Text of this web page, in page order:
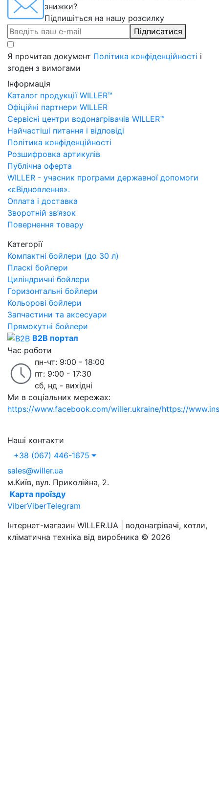
знижки?
Підпишіться на нашу розсилку
Підписатися
Я прочитав документ Політика конфіденційності і
згоден з вимогами
Інформація
Каталог продукції WILLER™
Офіційні партнери WILLER
Сервісні центри водонагрівачів WILLER™
Найчастіші питання і відповіді
Політика конфіденційності
Розшифровка артикулів
Публічна оферта
WILLER - учасник програми державної допомоги
«єВідновлення».
Оплата і доставка
Зворотній зв’язок
Повернення товару
Категорії
Компактні бойлери (до 30 л)
Пласкі бойлери
Циліндричні бойлери
Горизонтальні бойлери
Кольорові бойлери
Запчастини та аксесуари
Прямокутні бойлери
B2B портал
Час роботи
пн-чт: 9:00 - 18:00
пт: 9:00 - 17:30
сб, нд - вихідні
Ми в соціальних мережах:
https://www.facebook.com/willer.ukraine/https://
Наші контакти
+38 (067) 446-1675
sales@willer.ua
м.Київ, вул. Приколійна, 2.
Карта проїзду
ViberViberTelegram
Інтернет-магазин WILLER.UA | водонагрівачі, котли,
кліматична техніка від виробника © 2026